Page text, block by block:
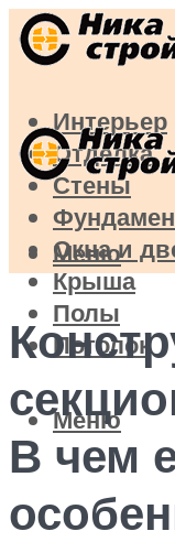
Интерьер
Отделка
Стены
Окна и
Крыша
Полы
Потолок
Меню
Меню
В чем